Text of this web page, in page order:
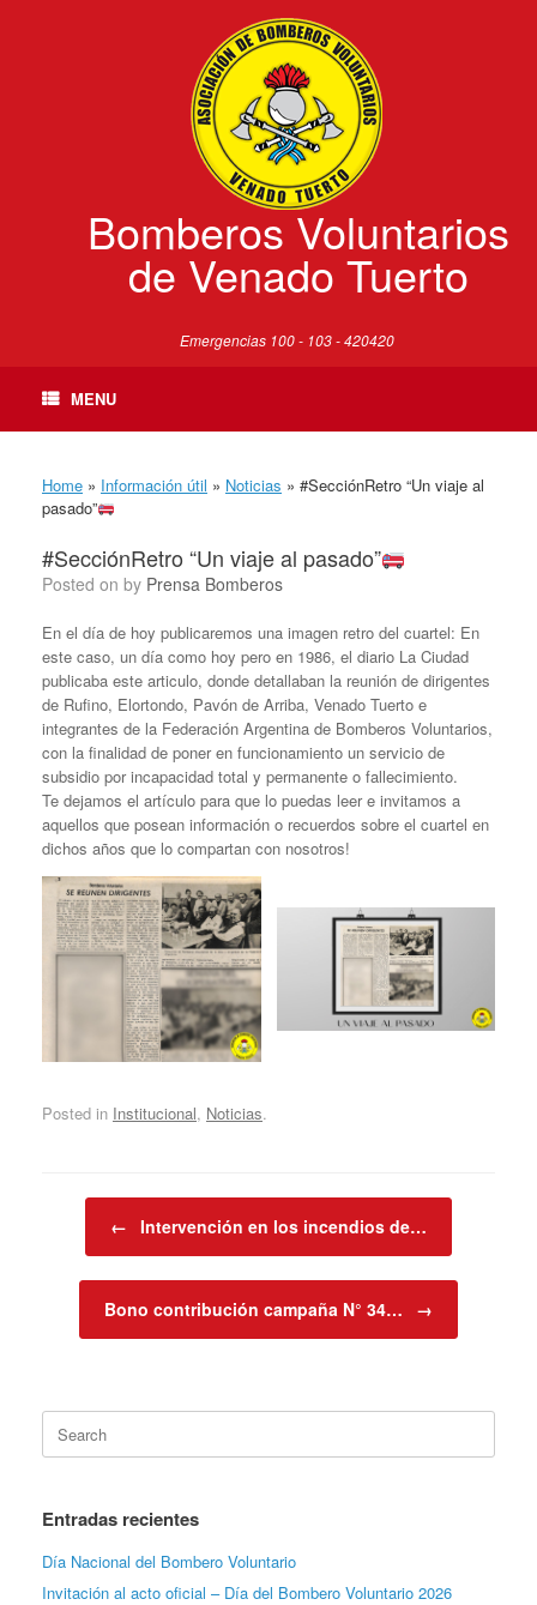
Bomberos Voluntarios
de Venado Tuerto
Emergencias 100 - 103 - 420420
MENU
Home » Información útil » Noticias » #SecciónRetro “Un viaje al
pasado”
#SecciónRetro “Un viaje al pasado”
Posted on by Prensa Bomberos
En el día de hoy publicaremos una imagen retro del cuartel: En
este caso, un día como hoy pero en 1986, el diario La Ciudad
publicaba este articulo, donde detallaban la reunión de dirigentes
de Rufino, Elortondo, Pavón de Arriba, Venado Tuerto e
integrantes de la Federación Argentina de Bomberos Voluntarios,
con la finalidad de poner en funcionamiento un servicio de
subsidio por incapacidad total y permanente o fallecimiento.
Te dejamos el artículo para que lo puedas leer e invitamos a
aquellos que posean información o recuerdos sobre el cuartel en
dichos años que lo compartan con nosotros!
Posted in Institucional, Noticias.
← Intervención en los incendios de…
Bono contribución campaña N° 34… →
Search
for:
Entradas recientes
Día Nacional del Bombero Voluntario
Invitación al acto oficial – Día del Bombero Voluntario 2026